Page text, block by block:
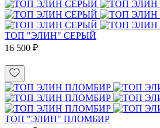
ТОП "ЭЛИН" СЕРЫЙ
16 500 ₽
ТОП "ЭЛИН" ПЛОМБИР